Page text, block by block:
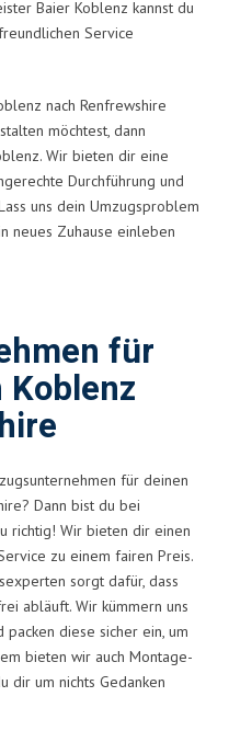
Baier Koblenz kannst du
Service
nach Renfrewshire
möchtest, dann
Wir bieten dir eine
Durchführung und
uns dein Umzugsproblem
neues Zuhause einleben
für
Koblenz
für deinen
Dann bist du bei
richtig! Wir bieten dir einen
zu einem fairen Preis.
sorgt dafür, dass
abläuft. Wir kümmern uns
diese sicher ein, um
bieten wir auch Montage-
dir um nichts Gedanken